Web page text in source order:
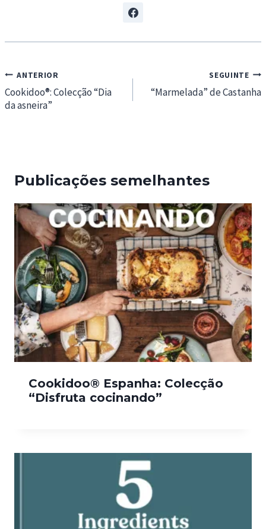
Navegação
de
artigos
ANTERIOR
Cookidoo®: Colecção “Dia
da asneira”
SEGUINTE
“Marmelada” de Castanha
Publicações semelhantes
Cookidoo® Espanha: Colecção
“Disfruta cocinando”